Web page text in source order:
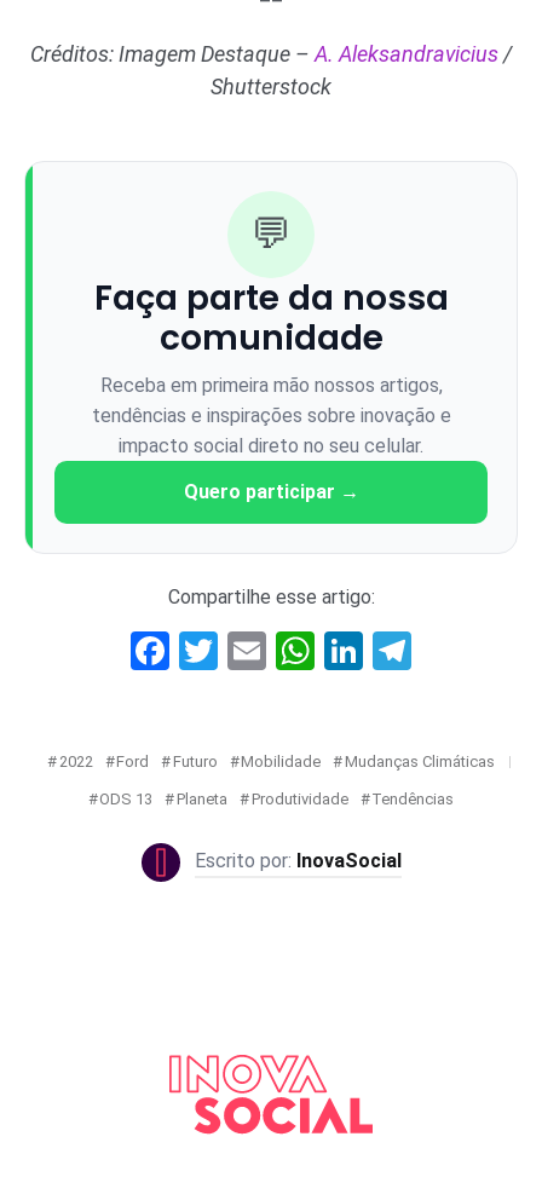
Créditos: Imagem Destaque – A. Aleksandravicius/
Shutterstock
💬
Faça parte da nossa
comunidade
Receba em primeira mão nossos artigos,
tendências e inspirações sobre inovação e
impacto social direto no seu celular.
Quero participar →
Compartilhe esse artigo:
Facebook
Twitter
EmailWhatsApp
LinkedIn
2022 Ford Futuro Mobilidade Mudanças Climáticas
ODS 13 Planeta Produtividade Tendências
InovaSocial